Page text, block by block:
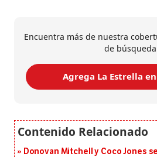
Encuentra más de nuestra
de
Agrega La Estrella
Donovan Mitchell y Coco Jones